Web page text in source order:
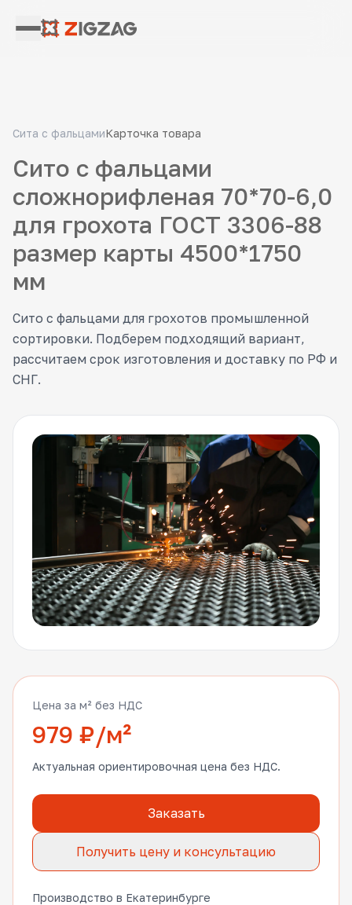
Сита с фальцамиКарточка товара
Сито с фальцами
сложнорифленая 70*70-6,0
для грохота ГОСТ 3306-88
размер карты 4500*1750
мм
Сито с фальцами для грохотов промышленной
сортировки. Подберем подходящий вариант,
рассчитаем срок изготовления и доставку по РФ и
СНГ.
Цена за м² без НДС
979 ₽/м²
Актуальная ориентировочная цена без НДС.
Заказать
Получить цену и консультацию
Производство в Екатеринбурге